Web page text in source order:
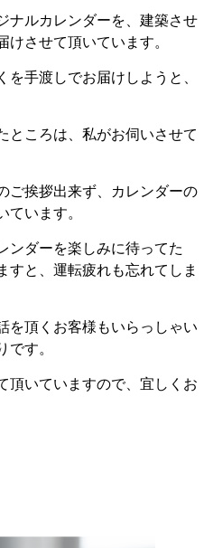
ナルカレンダーを、建築させ
させて頂いています。
手渡しでお届けしようと、
ところは、私がお伺いさせて
ご挨拶出来ず、カレンダーの
ています。
ンダーを楽しみに待ってた
すと、運転疲れも忘れてしま
を頂くお客様もいらっしゃい
です。
頂いていますので、宜しくお